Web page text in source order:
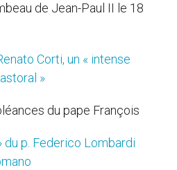
de Jean-Paul II le 18
Corti, un « intense
»
du pape François
du p. Federico Lombardi